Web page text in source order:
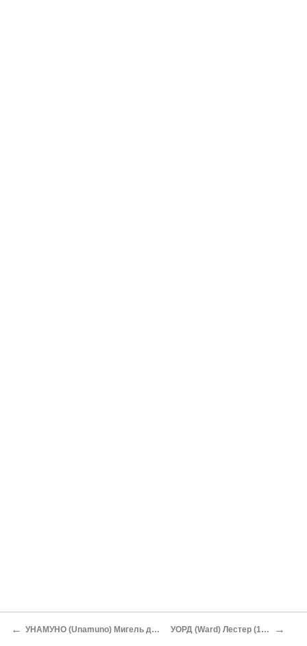
← УНАМУНО (Unamuno) Мигель де (1864-1936) УОРД (Ward) Лестер (1841-1913) →